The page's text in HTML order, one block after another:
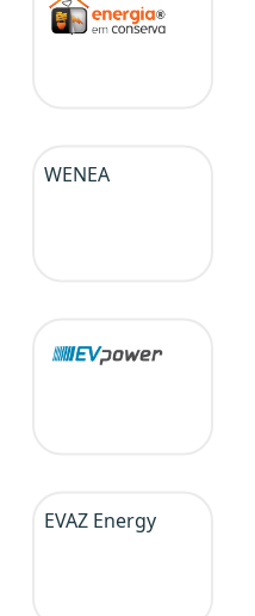
WENEA
EVAZ Energy